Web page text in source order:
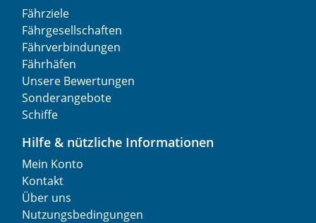
Fährziele
Fährgesellschaften
Fährverbindungen
Fährhäfen
Unsere Bewertungen
Sonderangebote
Schiffe
Hilfe & nützliche Informationen
Mein Konto
Kontakt
Über uns
Nutzungsbedingungen